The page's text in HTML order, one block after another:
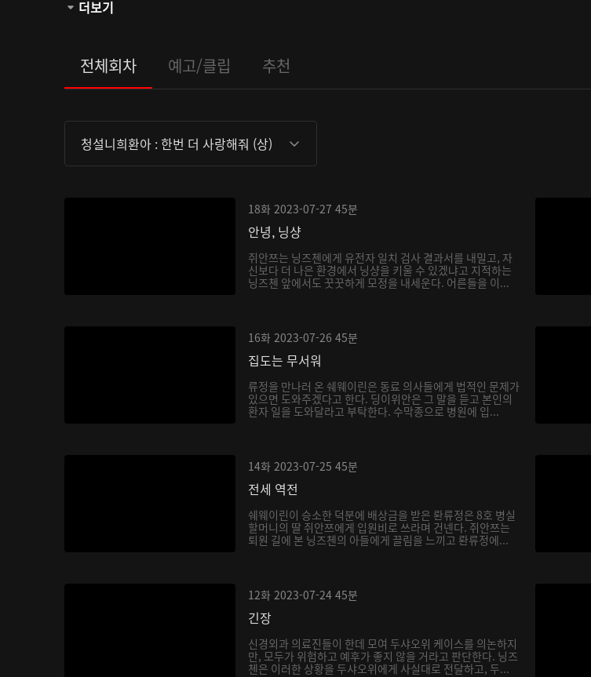
관람등급:
더보기
전체회차 예고/클립 추천
청설니희환아 : 한번 더 사랑해줘 (상)
18화 2023-07-27 45분
안녕, 닝샹
쥐안쯔는 닝즈첸에게 유전자 일치 검사 결과서를 내밀고, 자
신보다 더 나은 환경에서 닝샹을 키울 수 있겠냐고 지적하는
닝즈첸 앞에서도 꿋꿋하게 모정을 내세운다. 어른들을 이...
16화 2023-07-26 45분
집도는 무서워
류정을 만나러 온 쉐웨이린은 동료 의사들에게 법적인 문제가
있으면 도와주겠다고 한다. 딩이위안은 그 말을 듣고 본인의
환자 일을 도와달라고 부탁한다. 수막종으로 병원에 입...
14화 2023-07-25 45분
전세 역전
쉐웨이린이 승소한 덕분에 배상금을 받은 롼류정은 8호 병실
할머니의 딸 쥐안쯔에게 입원비로 쓰라며 건넨다. 쥐안쯔는
퇴원 길에 본 닝즈첸의 아들에게 끌림을 느끼고 롼류정에...
12화 2023-07-24 45분
긴장
신경외과 의료진들이 한데 모여 두샤오위 케이스를 의논하지
만, 모두가 위험하고 예후가 좋지 않을 거라고 판단한다. 닝즈
첸은 이러한 상황을 두샤오위에게 사실대로 전달하고, 두...